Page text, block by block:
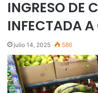
INGRESO DE
INFECTADA A
julio 14, 2025 586